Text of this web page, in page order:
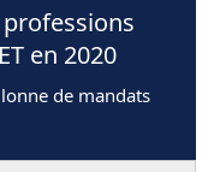
en 2020
de mandats